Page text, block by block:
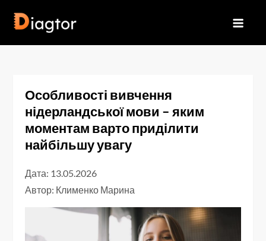
Особливості вивчення
нідерландської мови – яким
моментам варто приділити
найбільшу увагу
Дата: 13.05.2026
Автор: Клименко Марина